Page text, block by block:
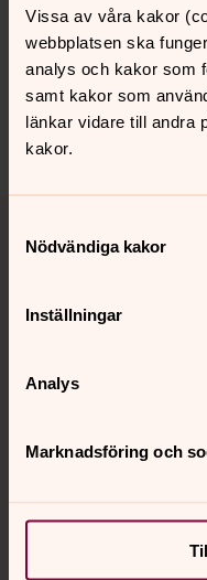
Vissa av våra kakor
webbplatsen ska
analys och kakor som
samt kakor som
länkar vidare till andra
kakor.
Nödvändiga kakor
Inställningar
Analys
Marknadsföring och
Senast ändrad 15 juni
Synpunkter
innehåll?
Dela
Kontakt
Kalender